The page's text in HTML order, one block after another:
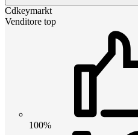
Cdkeymarkt
Venditore top
100%